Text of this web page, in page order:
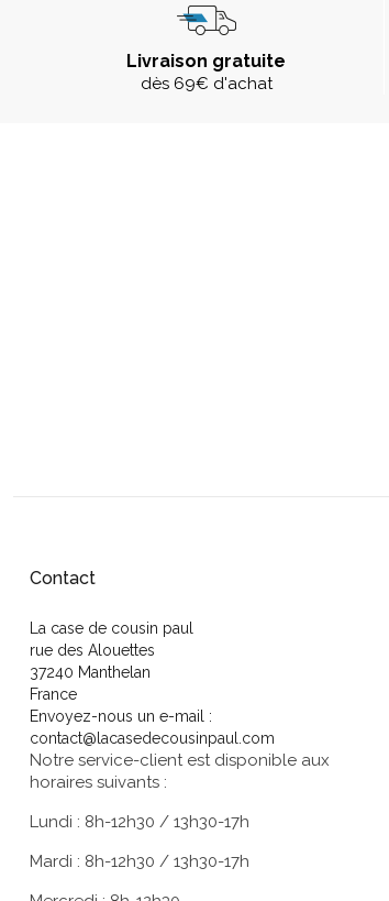
Livraison gratuite
dès 69€ d'achat
Contact
La case de cousin paul
rue des Alouettes
37240 Manthelan
France
Envoyez-nous un e-mail :
contact@lacasedecousinpaul.com
Notre service-client est disponible aux
horaires suivants :
Lundi : 8h-12h30 / 13h30-17h
Mardi : 8h-12h30 / 13h30-17h